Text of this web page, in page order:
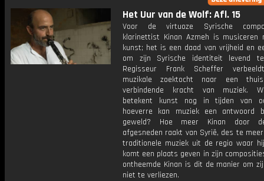
Het Uur van de Wolf: Afl. 15
Voor de virtuoze Syrische
klarinettist Kinan Azmeh is musiceren
kunst; het is een daad van vrijheid en
om zijn Syrische identiteit levend
Regisseur Frank Scheffer
muzikale zoektocht naar een
verbindende kracht van muziek.
betekent kunst nog in tijden van
hoeverre kan muziek een antwoord
geweld? Hoe meer Kinan door
afgesneden raakt van Syrië, des te
traditionele muziek uit de regio waar
komt een plaats geven in zijn
ontheemde Kinan is dit de manier om
niet te verliezen.